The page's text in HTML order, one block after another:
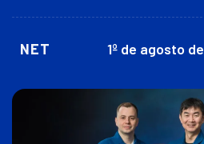
g
NET 1º de agosto